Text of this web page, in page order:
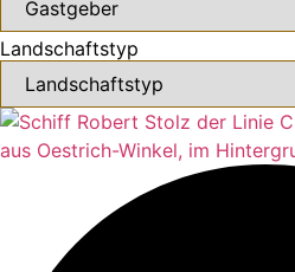
Landschaftstyp